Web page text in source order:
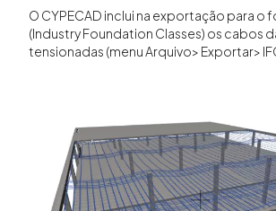
O CYPECAD inclui na exportação para o
(Industry Foundation Classes) os cabos
tensionadas (menu Arquivo> Exportar>